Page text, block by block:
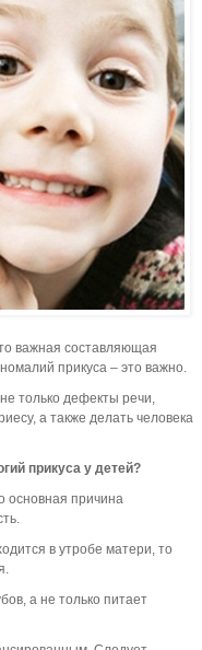
важная составляющая
прикуса – это важно.
только дефекты речи,
а также делать человека
прикуса у детей?
основная причина
в утробе матери, то
а не только питает